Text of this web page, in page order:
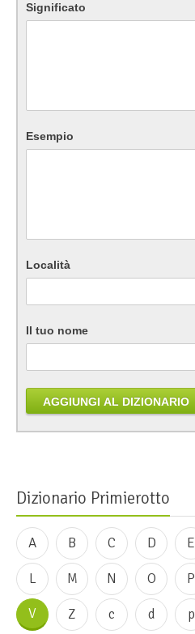
Significato
Esempio
Località
Il tuo nome
AGGIUNGI AL DIZIONARIO
Dizionario Primierotto
A B C D E
L M N O P
V Z c d p